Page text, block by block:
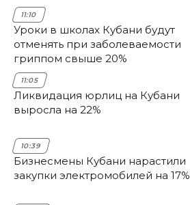
11:10
Уроки в школах Кубани будут
отменять при заболеваемости
гриппом свыше 20%
11:05
Ликвидация юрлиц на Кубани
выросла на 22%
10:39
Бизнесмены Кубани нарастили
закупки электромобилей на 17%